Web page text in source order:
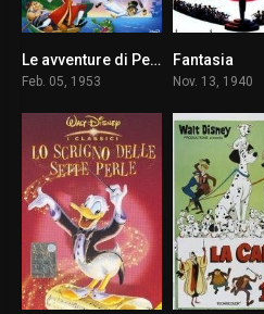
7.3Le avventure di Peter Pan
Feb. 05, 1953
Fantasia
Nov. 13, 1940